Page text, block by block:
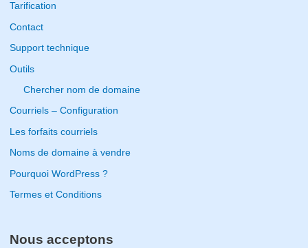
r
:
Tarification
Contact
Support technique
Outils
Chercher nom de domaine
Courriels – Configuration
Les forfaits courriels
Noms de domaine à vendre
Pourquoi WordPress ?
Termes et Conditions
Nous acceptons